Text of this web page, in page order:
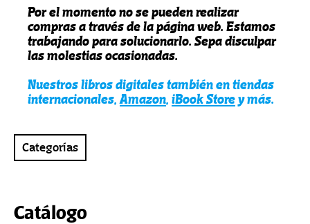
Por el momento no se pueden realizar
compras a través de la página web. Estamos
trabajando para solucionarlo. Sepa disculpar
las molestias ocasionadas.
Nuestros libros digitales también en tiendas
internacionales, Amazon, iBook Storey más.
Categorías
Catálogo